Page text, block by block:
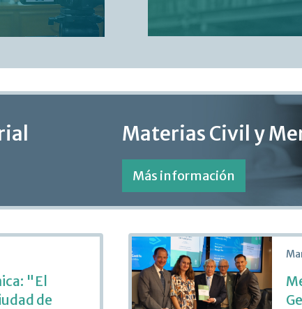
Materias Civil y
Más información
"El
de